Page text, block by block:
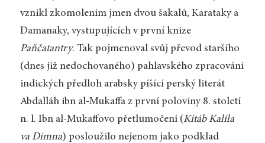
vznikl zkomolením jmen dvou šakalů, Karataky a
Damanaky, vystupujících v první knize
Paňčatantry. Tak pojmenoval svůj převod staršího
(dnes již nedochovaného) pahlavského zpracování
indických předloh arabsky píšící perský literát
Abdalláh ibn al-Mukaffa z první poloviny 8. století
n. l. Ibn al-Mukaffovo přetlumočení (Kitáb Kalíla
va Dimna) posloužilo nejenom jako podklad